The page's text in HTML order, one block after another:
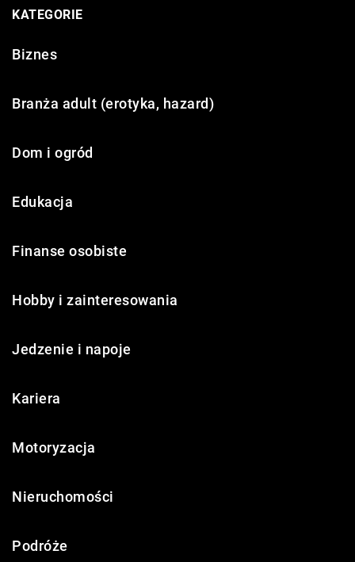
KATEGORIE
Biznes
Branża adult (erotyka, hazard)
Dom i ogród
Edukacja
Finanse osobiste
Hobby i zainteresowania
Jedzenie i napoje
Kariera
Motoryzacja
Nieruchomości
Podróże